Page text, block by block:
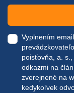
Vyplnením
poisťovňa, a.
odkazmi na
zverejnené na
kedykoľvek